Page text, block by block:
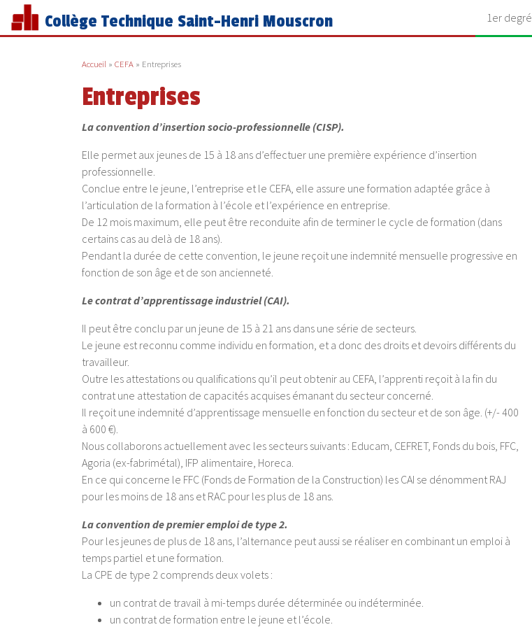
Collège Technique Saint-Henri Mouscron 1er degré
Accueil » CEFA » Entreprises
Entreprises
La convention d’insertion socio-professionnelle (CISP).
Elle permet aux jeunes de 15 à 18 ans d’effectuer une première expérience d’insertion
professionnelle.
Conclue entre le jeune, l’entreprise et le CEFA, elle assure une formation adaptée grâce à
l’articulation de la formation à l’école et l’expérience en entreprise.
De 12 mois maximum, elle peut être reconduite afin de terminer le cycle de formation (dans
certains cas au delà de 18 ans).
Pendant la durée de cette convention, le jeune reçoit une indemnité mensuelle progressive en
fonction de son âge et de son ancienneté.
Le contrat d’apprentissage industriel (CAI).
Il peut être conclu par un jeune de 15 à 21 ans dans une série de secteurs.
Le jeune est reconnu comme individu en formation, et a donc des droits et devoirs différents du
travailleur.
Outre les attestations ou qualifications qu’il peut obtenir au CEFA, l’apprenti reçoit à la fin du
contrat une attestation de capacités acquises émanant du secteur concerné.
Il reçoit une indemnité d’apprentissage mensuelle en fonction du secteur et de son âge. (+/- 400
à 600 €).
Nous collaborons actuellement avec les secteurs suivants : Educam, CEFRET, Fonds du bois, FFC,
Agoria (ex-fabrimétal), IFP alimentaire, Horeca.
En ce qui concerne le FFC (Fonds de Formation de la Construction) les CAI se dénomment RAJ
pour les moins de 18 ans et RAC pour les plus de 18 ans.
La convention de premier emploi de type 2.
Pour les jeunes de plus de 18 ans, l’alternance peut aussi se réaliser en combinant un emploi à
temps partiel et une formation.
La CPE de type 2 comprends deux volets :
un contrat de travail à mi-temps durée déterminée ou indéterminée.
un contrat de formation entre le jeune et l’école.